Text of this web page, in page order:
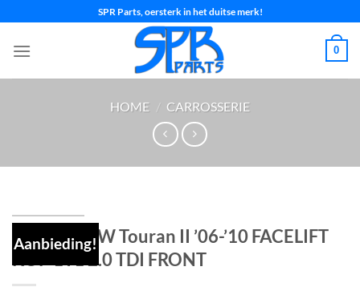
inhoud
SPR Parts, oersterk in het duitse merk!
0
HOME / CARROSSERIE
Aanbieding!
Voorkop VW Touran II ’06-’10 FACELIFT
KOP 1T1 2.0 TDI FRONT